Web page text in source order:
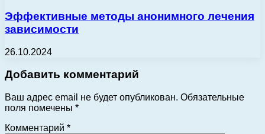
Эффективные методы анонимного лечения
зависимости
26.10.2024
Добавить комментарий
Ваш адрес email не будет опубликован. Обязательные
поля помечены *
Комментарий *